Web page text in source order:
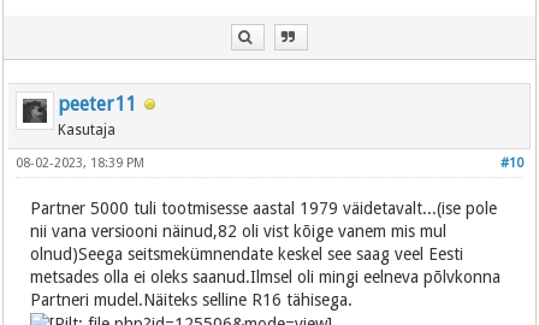
peeter11
Kasutaja
#10
08-02-2023, 18:39 PM
Partner 5000 tuli tootmisesse aastal 1979 väidetavalt...(ise pole
nii vana versiooni näinud,82 oli vist kõige vanem mis mul
olnud)Seega seitsmekümnendate keskel see saag veel Eesti
metsades olla ei oleks saanud.Ilmsel oli mingi eelneva põlvkonna
Partneri mudel.Näiteks selline R16 tähisega.